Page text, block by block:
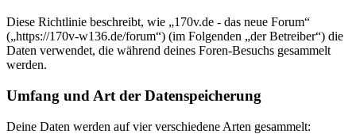
Diese Richtlinie beschreibt, wie „170v.de - das neue Forum“
(„https://170v-w136.de/forum“) (im Folgenden „der Betreiber“) die
Daten verwendet, die während deines Foren-Besuchs gesammelt
werden.
Umfang und Art der Datenspeicherung
Deine Daten werden auf vier verschiedene Arten gesammelt: